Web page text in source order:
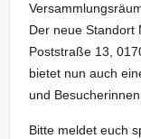
Der neue Standort
Poststraße 13,
bietet nun auch
und Besucherinnen.
Bitte meldet euch